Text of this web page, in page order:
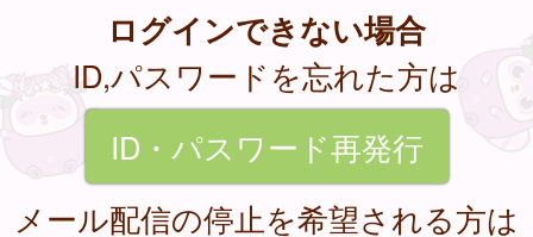
ログインできない場合
ID,パスワードを忘れた方は
ID・パスワード再発行
メール配信の停止を希望される方は